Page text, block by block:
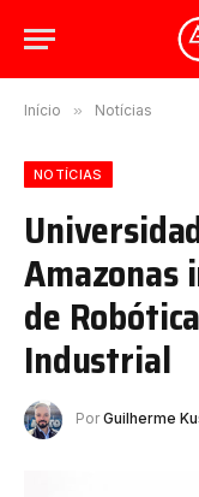
Início » Notícias
NOTÍCIAS
Amazonas
de
Industrial
Por Guilherme